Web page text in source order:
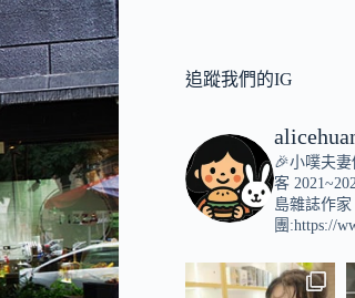
追蹤我們的IG
🎉小噗夫
客
島雜誌作家
團:https://